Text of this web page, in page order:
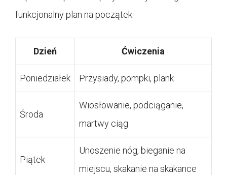
funkcjonalny plan na początek:
Dzień Ćwiczenia
Poniedziałek Przysiady, pompki, plank
Środa
Wiosłowanie, podciąganie,
martwy ciąg
Piątek
Unoszenie nóg, bieganie na
miejscu, skakanie na skakance